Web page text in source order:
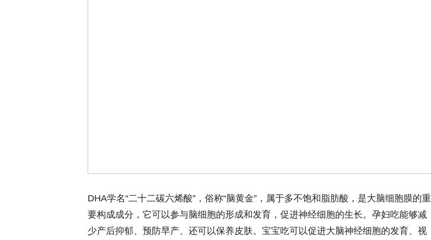
DHA学名“二十二碳六烯酸”，俗称“脑黄金”，属于多不饱和脂肪酸，是大脑细胞膜的重
要构成成分，它可以参与脑细胞的形成和发育，促进神经细胞的生长。孕妇吃能够减
少产后抑郁、预防早产、还可以保养皮肤。宝宝吃可以促进大脑神经细胞的发育、视